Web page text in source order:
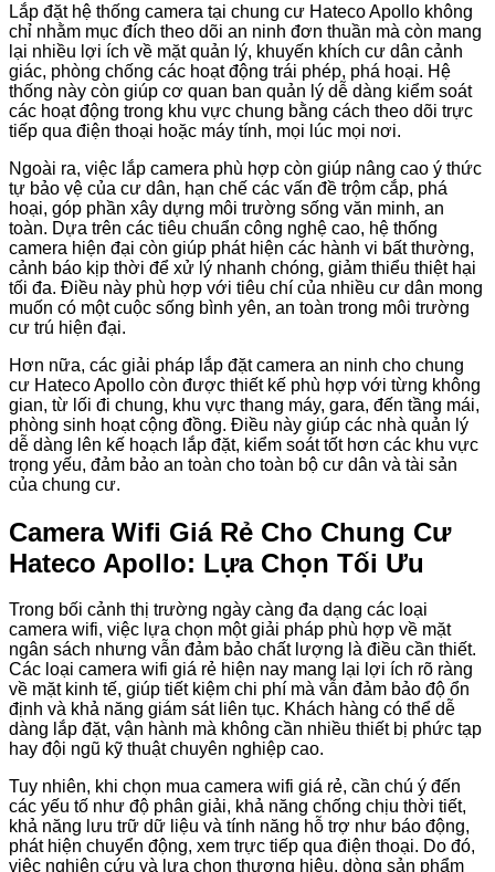
Lắp đặt hệ thống camera tại chung cư Hateco Apollo không
chỉ nhằm mục đích theo dõi an ninh đơn thuần mà còn mang
lại nhiều lợi ích về mặt quản lý, khuyến khích cư dân cảnh
giác, phòng chống các hoạt động trái phép, phá hoại. Hệ
thống này còn giúp cơ quan ban quản lý dễ dàng kiểm soát
các hoạt động trong khu vực chung bằng cách theo dõi trực
tiếp qua điện thoại hoặc máy tính, mọi lúc mọi nơi.
Ngoài ra, việc lắp camera phù hợp còn giúp nâng cao ý thức
tự bảo vệ của cư dân, hạn chế các vấn đề trộm cắp, phá
hoại, góp phần xây dựng môi trường sống văn minh, an
toàn. Dựa trên các tiêu chuẩn công nghệ cao, hệ thống
camera hiện đại còn giúp phát hiện các hành vi bất thường,
cảnh báo kịp thời để xử lý nhanh chóng, giảm thiểu thiệt hại
tối đa. Điều này phù hợp với tiêu chí của nhiều cư dân mong
muốn có một cuộc sống bình yên, an toàn trong môi trường
cư trú hiện đại.
Hơn nữa, các giải pháp lắp đặt camera an ninh cho chung
cư Hateco Apollo còn được thiết kế phù hợp với từng không
gian, từ lối đi chung, khu vực thang máy, gara, đến tầng mái,
phòng sinh hoạt cộng đồng. Điều này giúp các nhà quản lý
dễ dàng lên kế hoạch lắp đặt, kiểm soát tốt hơn các khu vực
trọng yếu, đảm bảo an toàn cho toàn bộ cư dân và tài sản
của chung cư.
Camera Wifi Giá Rẻ Cho Chung Cư
Hateco Apollo: Lựa Chọn Tối Ưu
Trong bối cảnh thị trường ngày càng đa dạng các loại
camera wifi, việc lựa chọn một giải pháp phù hợp về mặt
ngân sách nhưng vẫn đảm bảo chất lượng là điều cần thiết.
Các loại camera wifi giá rẻ hiện nay mang lại lợi ích rõ ràng
về mặt kinh tế, giúp tiết kiệm chi phí mà vẫn đảm bảo độ ổn
định và khả năng giám sát liên tục. Khách hàng có thể dễ
dàng lắp đặt, vận hành mà không cần nhiều thiết bị phức tạp
hay đội ngũ kỹ thuật chuyên nghiệp cao.
Tuy nhiên, khi chọn mua camera wifi giá rẻ, cần chú ý đến
các yếu tố như độ phân giải, khả năng chống chịu thời tiết,
khả năng lưu trữ dữ liệu và tính năng hỗ trợ như báo động,
phát hiện chuyển động, xem trực tiếp qua điện thoại. Do đó,
việc nghiên cứu và lựa chọn thương hiệu, dòng sản phẩm